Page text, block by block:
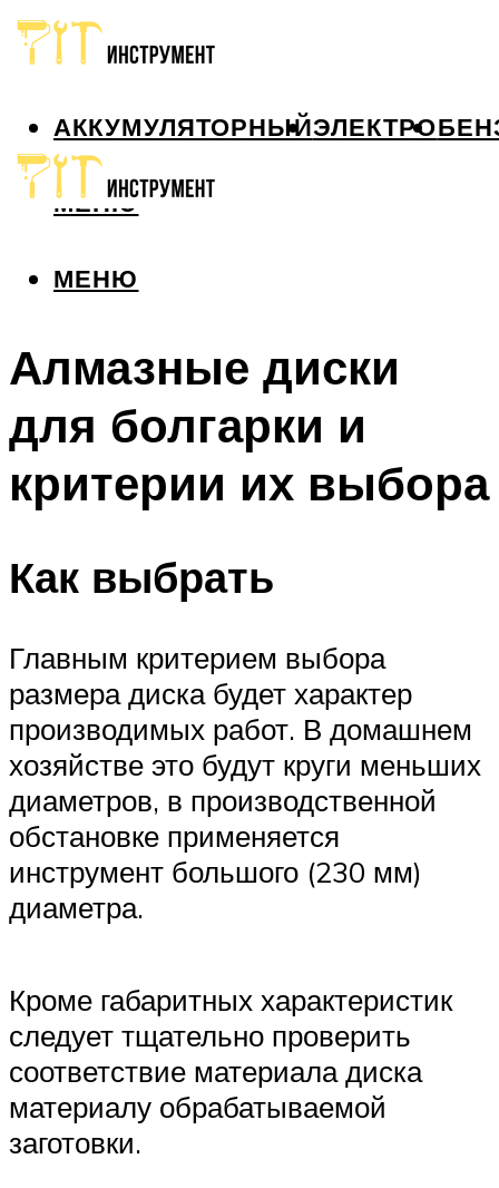
АККУМУЛЯТОРНЫЙЭЛЕКТРО
МЕНЮ
МЕНЮ
Алмазные диски
для болгарки и
критерии их выбора
Как выбрать
Главным критерием выбора
размера диска будет характер
производимых работ. В домашнем
хозяйстве это будут круги меньших
диаметров, в производственной
обстановке применяется
инструмент большого (230 мм)
диаметра.
Кроме габаритных характеристик
следует тщательно проверить
соответствие материала диска
материалу обрабатываемой
заготовки.